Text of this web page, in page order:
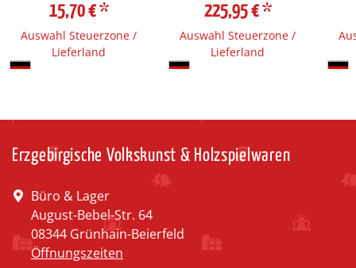
15,70 €*
Auswahl Steuerzone /
Lieferland
225,95 €*
Auswahl Steuerzone /
Lieferland
Erzgebirgische Volkskunst & Holzspielwaren
Büro & Lager
August-Bebel-Str. 64
08344 Grünhain-Beierfeld
Öffnungszeiten